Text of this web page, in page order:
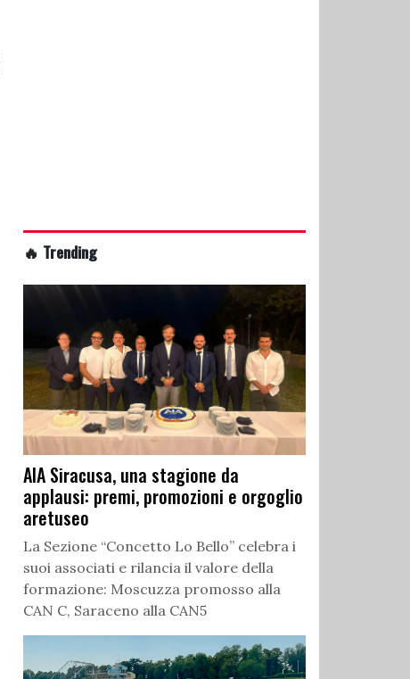
🔥 Trending
AIA Siracusa, una stagione da
applausi: premi, promozioni e orgoglio
aretuseo
La Sezione “Concetto Lo Bello” celebra i
suoi associati e rilancia il valore della
formazione: Moscuzza promosso alla
CAN C, Saraceno alla CAN5